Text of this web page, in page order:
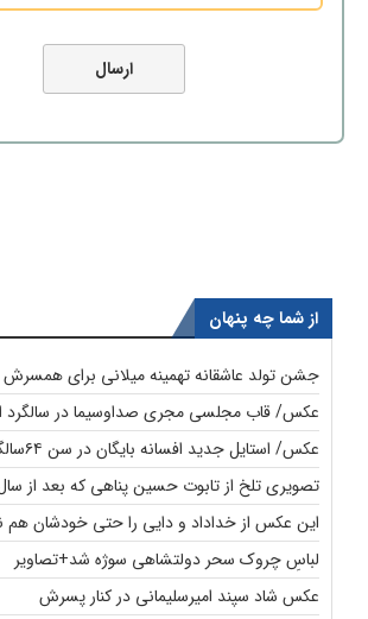
از شما چه پنهان
جشن تولد عاشقانه تهمینه میلانی برای
عکس/ قاب مجلسی مجری صداوسیما در سالگرد
عکس/ استایل جدید افسانه بایگان در سن ۶۴سالگی
تصویری تلخ از تابوت حسین پناهی که بعد از
این عکس از خداداد و دایی را حتی خودشان هم
لباسِ چروک سحر دولتشاهی سوژه شد+تصاویر
عکس شاد سپند امیرسلیمانی در کنار پسرش